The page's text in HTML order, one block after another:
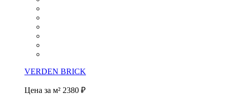
VERDEN BRICK
Цена за м² 2380 ₽